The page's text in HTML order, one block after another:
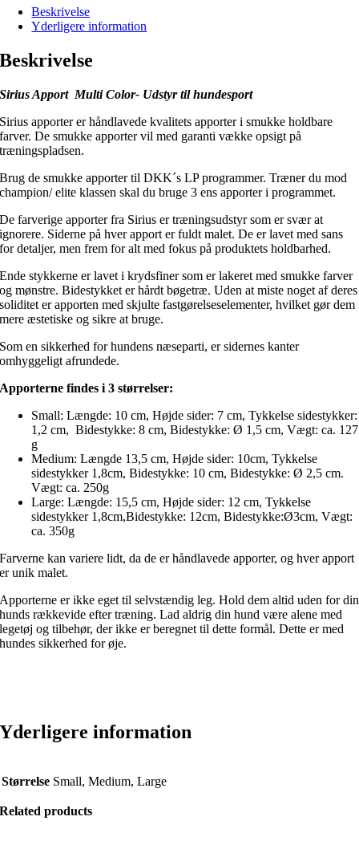
Beskrivelse
Yderligere information
Beskrivelse
Sirius Apport Multi Color- Udstyr til hundesport
Sirius apporter er håndlavede kvalitets apporter i smukke holdbare
farver. De smukke apporter vil med garanti vække opsigt på
træningspladsen.
Brug de smukke apporter til DKK´s LP programmer. Træner du mod
champion/ elite klassen skal du bruge 3 ens apporter i programmet.
De farverige apporter fra Sirius er træningsudstyr som er svær at
ignorere. Siderne på hver apport er fuldt malet. De er lavet med sans
for detaljer, men frem for alt med fokus på produktets holdbarhed.
Ende stykkerne er lavet i krydsfiner som er lakeret med smukke farver
og mønstre. Bidestykket er hårdt bøgetræ. Uden at miste noget af deres
soliditet er apporten med skjulte fastgørelseselementer, hvilket gør dem
mere æstetiske og sikre at bruge.
Som en sikkerhed for hundens næseparti, er sidernes kanter
omhyggeligt afrundede.
Apporterne findes i 3 størrelser:
Small: Længde: 10 cm, Højde sider: 7 cm, Tykkelse sidestykker:
1,2 cm, Bidestykke: 8 cm, Bidestykke: Ø 1,5 cm, Vægt: ca. 127
g
Medium: Længde 13,5 cm, Højde sider: 10cm, Tykkelse
sidestykker 1,8cm, Bidestykke: 10 cm, Bidestykke: Ø 2,5 cm.
Vægt: ca. 250g
Large: Længde: 15,5 cm, Højde sider: 12 cm, Tykkelse
sidestykker 1,8cm,Bidestykke: 12cm, Bidestykke:Ø3cm, Vægt:
ca. 350g
Farverne kan variere lidt, da de er håndlavede apporter, og hver apport
er unik malet.
Apporterne er ikke eget til selvstændig leg. Hold dem altid uden for din
hunds rækkevide efter træning. Lad aldrig din hund være alene med
legetøj og tilbehør, der ikke er beregnet til dette formål. Dette er med
hundes sikkerhed for øje.
Yderligere information
Størrelse Small, Medium, Large
Related products